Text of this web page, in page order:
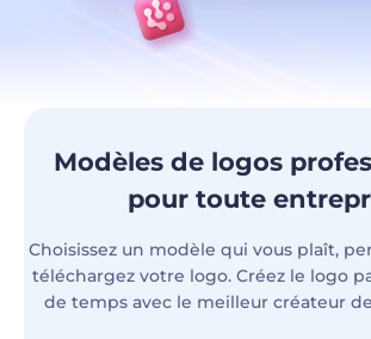
Modèles de logos
pour toute
Choisissez un modèle qui vous plaît,
téléchargez votre logo. Créez le logo
de temps avec le meilleur créateur